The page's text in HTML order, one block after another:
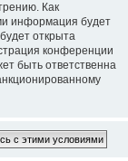
Как
информация будет
открыта
конференции
быть ответственна